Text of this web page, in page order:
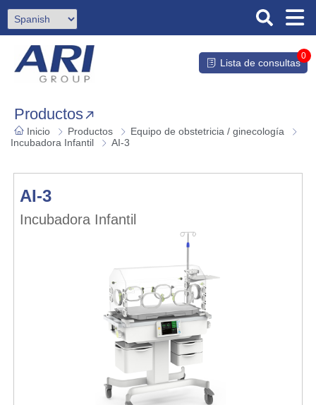
Lista de consultas
0
Productos
Inicio Productos
Equipo de obstetricia / ginecología
Incubadora Infantil
AI-3
AI-3
Incubadora Infantil